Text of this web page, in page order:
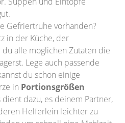
Gefriertruhe vorhanden?
in der Küche, der
alle möglichen Zutaten die
Lege auch passende
du schon einige
in Portionsgrößen
dazu, es deinem Partner,
Helferlein leichter zu